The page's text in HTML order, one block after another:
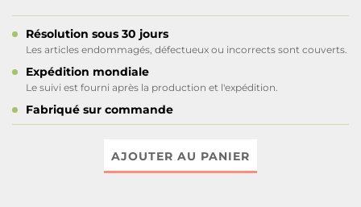
Résolution sous 30 jours
Les articles endommagés, défectueux ou incorrects sont couverts.
Expédition mondiale
Le suivi est fourni après la production et l'expédition.
Fabriqué sur commande
AJOUTER AU PANIER